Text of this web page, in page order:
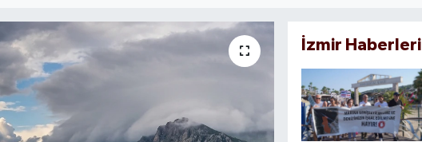
İzmir Haberleri